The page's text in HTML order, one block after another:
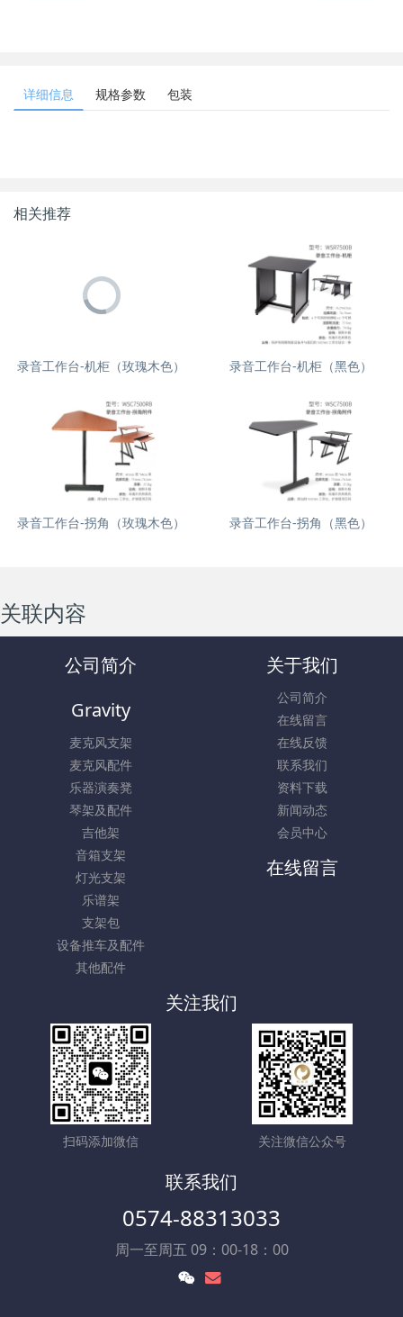
详细信息 规格参数 包装
相关推荐
录音工作台-机柜（玫瑰木色） 录音工作台-机柜（黑色）
录音工作台-拐角（玫瑰木色） 录音工作台-拐角（黑色）
关联内容
公司简介 关于我们
公司简介
在线留言
在线反馈
联系我们
资料下载
新闻动态
会员中心
Gravity
麦克风支架
麦克风配件
乐器演奏凳
琴架及配件
吉他架
音箱支架
灯光支架
乐谱架
支架包
设备推车及配件
其他配件
在线留言
关注我们
扫码添加微信 关注微信公众号
联系我们
0574-88313033
周一至周五 09：00-18：00